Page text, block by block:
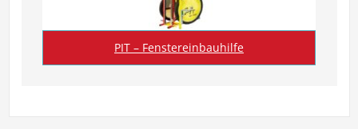
PIT – Fenstereinbauhilfe